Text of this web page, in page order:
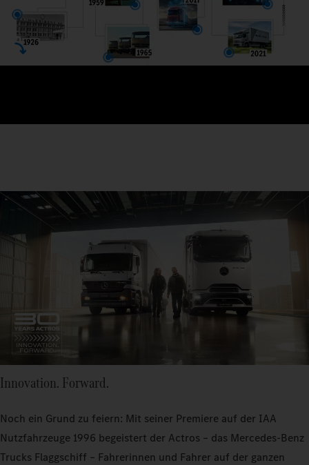
Innovation. Forward.
Noch ein Grund zu feiern: Mit seiner Premiere auf der IAA
Nutzfahrzeuge 1996 begeistert der Actros – das Mercedes‑Benz
Trucks Flaggschiff – Fahrerinnen und Fahrer auf der ganzen